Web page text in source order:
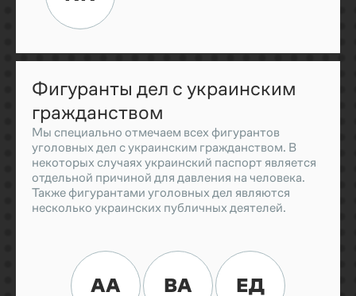
Фигуранты дел с украинским
гражданством
Мы специально отмечаем всех фигурантов
уголовных дел с украинским гражданством. В
некоторых случаях украинский паспорт является
отдельной причиной для давления на человека.
Также фигурантами уголовных дел являются
несколько украинских публичных деятелей.
АА ВА ЕД